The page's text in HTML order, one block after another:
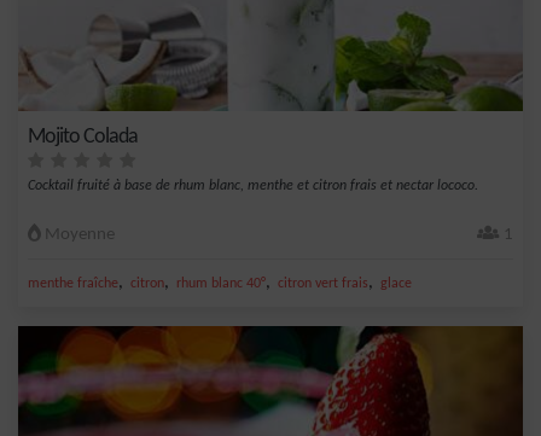
Mojito Colada
Cocktail fruité à base de rhum blanc, menthe et citron frais et nectar lococo.
Moyenne 1
menthe fraîche, citron, rhum blanc 40°, citron vert frais, glace